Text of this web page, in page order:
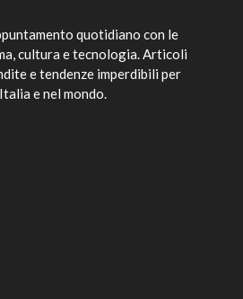
quotidiano con le
cultura e tecnologia. Articoli
e tendenze imperdibili per
e nel mondo.